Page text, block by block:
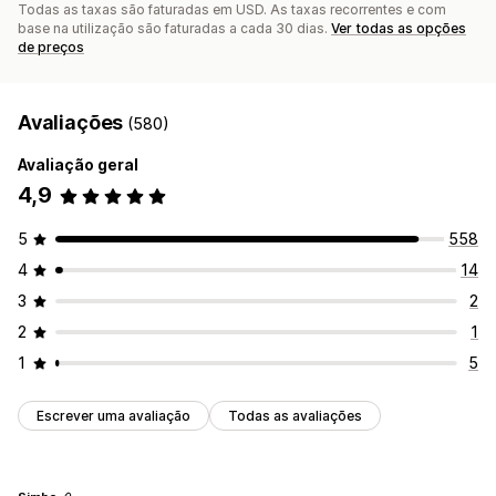
Todas as taxas são faturadas em USD. As taxas recorrentes e com
base na utilização são faturadas a cada 30 dias. Ver todas as opções
de preços
Avaliações (580)
Avaliação geral
4,9
5
558
4
14
3
2
2
1
1
5
Escrever uma avaliação Todas as avaliações